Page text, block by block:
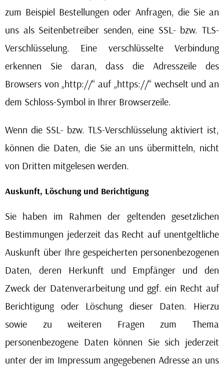
zum Beispiel Bestellungen oder Anfragen, die Sie an
uns als Seitenbetreiber senden, eine SSL- bzw. TLS-
Verschlüsselung. Eine verschlüsselte Verbindung
erkennen Sie daran, dass die Adresszeile des
Browsers von „http://“ auf „https://“ wechselt und an
dem Schloss-Symbol in Ihrer Browserzeile.
Wenn die SSL- bzw. TLS-Verschlüsselung aktiviert ist,
können die Daten, die Sie an uns übermitteln, nicht
von Dritten mitgelesen werden.
Auskunft, Löschung und Berichtigung
Sie haben im Rahmen der geltenden gesetzlichen
Bestimmungen jederzeit das Recht auf unentgeltliche
Auskunft über Ihre gespeicherten personenbezogenen
Daten, deren Herkunft und Empfänger und den
Zweck der Datenverarbeitung und ggf. ein Recht auf
Berichtigung oder Löschung dieser Daten. Hierzu
sowie zu weiteren Fragen zum Thema
personenbezogene Daten können Sie sich jederzeit
unter der im Impressum angegebenen Adresse an uns